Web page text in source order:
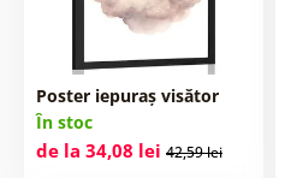
Poster iepuraș visător
În stoc
de la 34,08 lei 42,59 lei